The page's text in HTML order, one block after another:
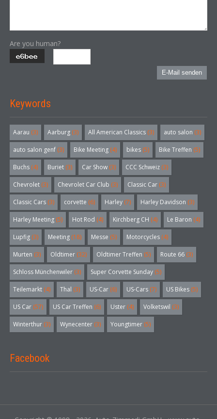
Are you human?
E-Mail senden
Keywords
Aarau (3) Aarburg (3) All American Classics (3) auto salon (3)
auto salon genf (3) Bike Meeting (4) bikes (5) Bike Treffen (5)
Buchs (4) Buriet (3) Car Show (3) CCC Schweiz (3)
Chevrolet (3) Chevrolet Car Club (3) Classic Car (3)
Classic Cars (3) corvette (6) Harley (7) Harley Davidson (3)
Harley Meeting (5) Hot Rod (4) Kirchberg CH (4) Le Baron (4)
Lupfig (3) Meeting (18) Messe (5) Motorcycles (4)
Murten (3) Oldtimer (32) Oldtimer Treffen (5) Route 66 (3)
Schloss Münchenwiler (3) Super Corvette Sunday (5)
Teilemarkt (4) Thal (3) US-Car (6) US-Cars (7) US Bikes (5)
US Car (57) US Car Treffen (6) Uster (4) Volketswil (3)
Winterthur (3) Wynecenter (3) Youngtimer (5)
Facebook